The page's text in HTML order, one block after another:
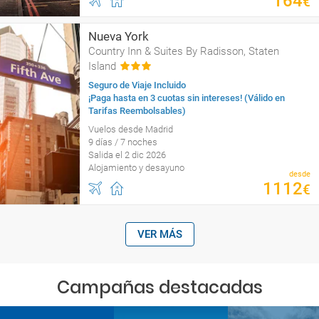
Nueva York
Country Inn & Suites By Radisson, Staten
Island
Seguro de Viaje Incluido
¡Paga hasta en 3 cuotas sin intereses! (Válido en
Tarifas Reembolsables)
Vuelos desde Madrid
9 días / 7 noches
Salida el 2 dic 2026
Alojamiento y desayuno
desde
1112€
VER MÁS
Campañas destacadas